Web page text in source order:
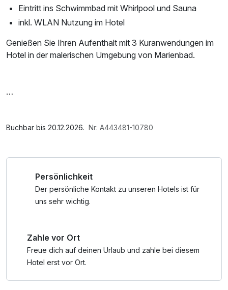
Eintritt ins Schwimmbad mit Whirlpool und Sauna
inkl. WLAN Nutzung im Hotel
Genießen Sie Ihren Aufenthalt mit 3 Kuranwendungen im
Hotel in der malerischen Umgebung von Marienbad.
Saunabenutzung, Saunatuch, Leihbademantel, Nutzung
Buchbar bis 20.12.2026. Nr: A443481-10780
Persönlichkeit
Der persönliche Kontakt zu unseren Hotels ist für
uns sehr wichtig.
Zahle vor Ort
Freue dich auf deinen Urlaub und zahle bei diesem
Hotel erst vor Ort.